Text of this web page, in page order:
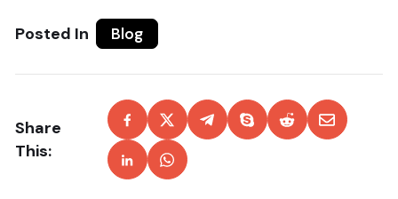
Posted In Blog
Share
This: